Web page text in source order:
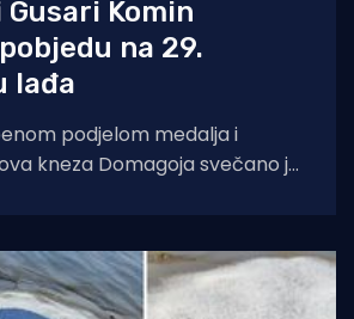
Komin
na 29.
lađa
podjelom medalja i
kneza Domagoja svečano je